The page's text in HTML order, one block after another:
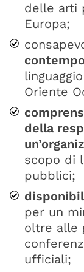
delle arti
Europa;
Oriente
della
scopo di
pubblici;
per un
oltre alle
ufficiali;